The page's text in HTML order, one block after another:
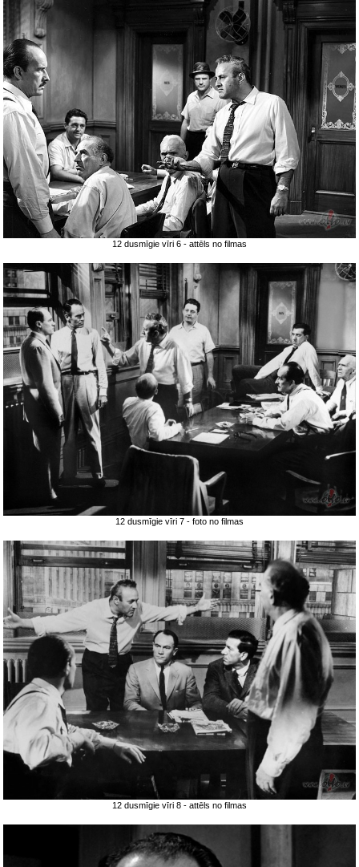
12 dusmīgie vīri 6 - attēls no filmas
12 dusmīgie vīri 7 - foto no filmas
12 dusmīgie vīri 8 - attēls no filmas